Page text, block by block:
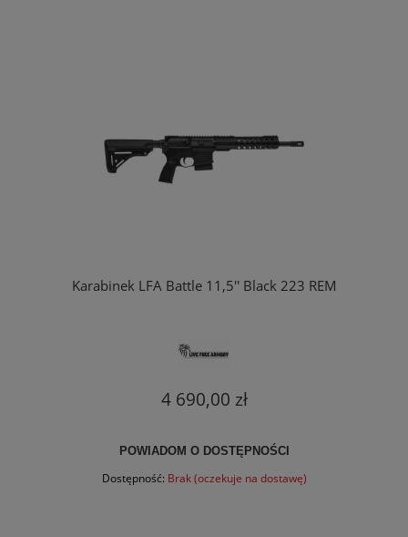
Karabinek LFA Battle 11,5'' Black 223 REM
4 690,00 zł
POWIADOM O DOSTĘPNOŚCI
Dostępność: Brak (oczekuje na dostawę)